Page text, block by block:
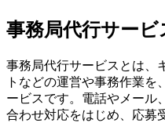
事務局代行サービ
事務局代行サービスとは、
トなどの運営や事務作業
ービスです。電話やメール
合わせ対応をはじめ、応募